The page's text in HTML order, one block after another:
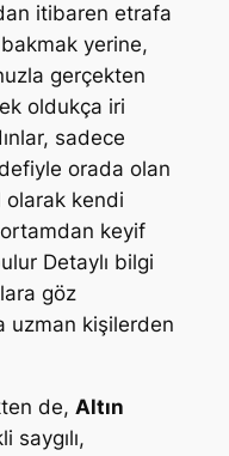
itibaren etrafa
bakmak yerine,
gerçekten
oldukça iri
sadece
orada olan
olarak kendi
keyif
Detaylı bilgi
göz
uzman kişilerden
de, Altın
saygılı,